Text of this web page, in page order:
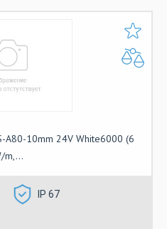
A80-10mm 24V White6000 (6
m,...
IP 67